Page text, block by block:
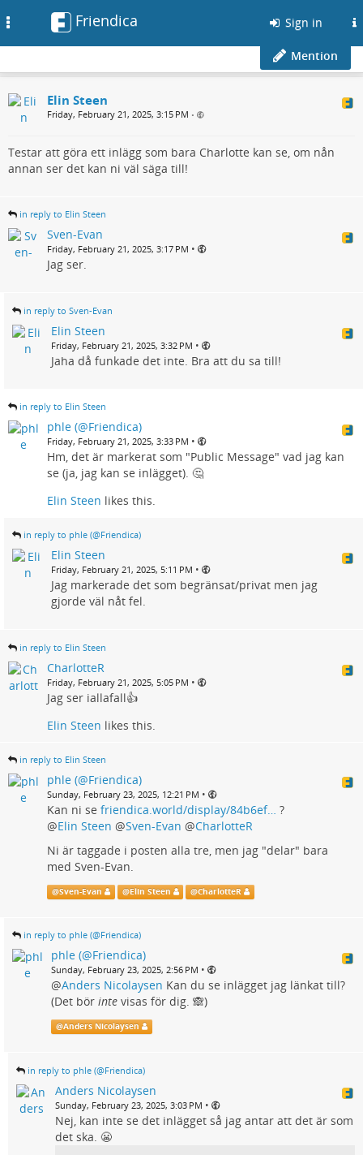
Friendica Sign in
Mention
Elin Steen
Friday, February 21, 2025, 3:15 PM •
Testar att göra ett inlägg som bara Charlotte kan se, om nån
annan ser det kan ni väl säga till!
in reply to Elin Steen
Sven-Evan
Friday, February 21, 2025, 3:17 PM •
Jag ser.
in reply to Sven-Evan
Elin Steen
Friday, February 21, 2025, 3:32 PM •
Jaha då funkade det inte. Bra att du sa till!
in reply to Elin Steen
phle (@Friendica)
Friday, February 21, 2025, 3:33 PM •
Hm, det är markerat som "Public Message" vad jag kan
se (ja, jag kan se inlägget). 🤔
Elin Steen likes this.
in reply to phle (@Friendica)
Elin Steen
Friday, February 21, 2025, 5:11 PM •
Jag markerade det som begränsat/privat men jag
gjorde väl nåt fel.
in reply to Elin Steen
CharlotteR
Friday, February 21, 2025, 5:05 PM •
Jag ser iallafall👍
Elin Steen likes this.
in reply to Elin Steen
phle (@Friendica)
Sunday, February 23, 2025, 12:21 PM •
Kan ni se friendica.world/display/84b6ef… ?
@Elin Steen @Sven-Evan @CharlotteR
Ni är taggade i posten alla tre, men jag "delar" bara
med Sven-Evan.
@Sven-Evan @Elin Steen @CharlotteR
in reply to phle (@Friendica)
phle (@Friendica)
Sunday, February 23, 2025, 2:56 PM •
@Anders Nicolaysen Kan du se inlägget jag länkat till?
(Det bör inte visas för dig. 🙈)
@Anders Nicolaysen
in reply to phle (@Friendica)
Anders Nicolaysen
Sunday, February 23, 2025, 3:03 PM •
Nej, kan inte se det inlägget så jag antar att det är som
det ska. 😬